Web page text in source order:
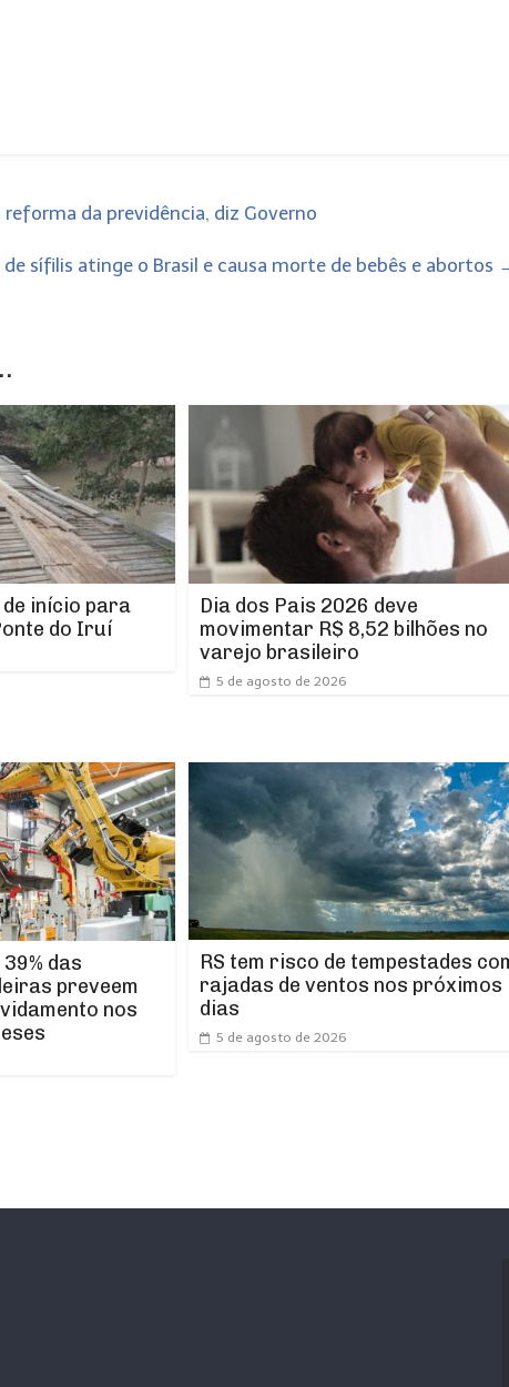
da previdência, diz Governo
de sífilis atinge o Brasil e causa morte de bebês e abortos
início para
do Iruí
Dia dos Pais 2026 deve
movimentar R$ 8,52 bilhões no
varejo brasileiro
5 de agosto de 2026
das
preveem
nos
RS tem risco de tempestades
rajadas de ventos nos próximos
dias
5 de agosto de 2026